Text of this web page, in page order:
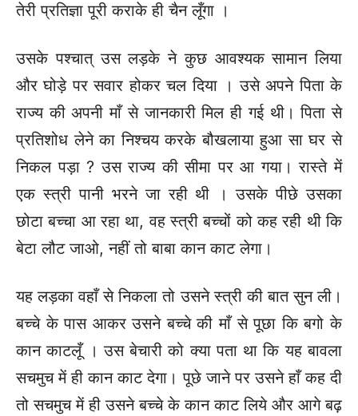
तेरी प्रतिज्ञा पूरी कराके ही चैन लूँगा ।
उसके पश्चात् उस लड़के ने कुछ आवश्यक सामान लिया
और घोड़े पर सवार होकर चल दिया । उसे अपने पिता के
राज्य की अपनी माँ से जानकारी मिल ही गई थी। पिता से
प्रतिशोध लेने का निश्चय करके बौखलाया हुआ सा घर से
निकल पड़ा ? उस राज्य की सीमा पर आ गया। रास्ते में
एक स्त्री पानी भरने जा रही थी । उसके पीछे उसका
छोटा बच्चा आ रहा था, वह स्त्री बच्चों को कह रही थी कि
बेटा लौट जाओ, नहीं तो बाबा कान काट लेगा।
यह लड़का वहाँ से निकला तो उसने स्त्री की बात सुन ली।
बच्चे के पास आकर उसने बच्चे की माँ से पूछा कि बगो के
कान काटलूँ । उस बेचारी को क्या पता था कि यह बावला
सचमुच में ही कान काट देगा। पूछे जाने पर उसने हाँ कह दी
तो सचमुच में ही उसने बच्चे के कान काट लिये और आगे बढ़